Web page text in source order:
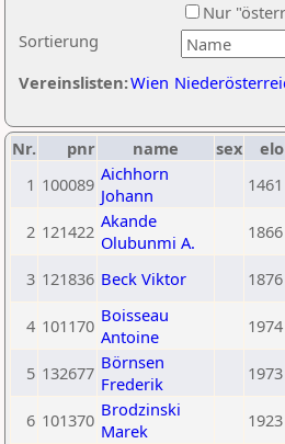
Sortierung
Nur
Vereinslisten:Wien
Nr. pnr name sex elo
1 100089 Aichhorn
Johann
1461
2 121422 Akande
Olubunmi A.
1866
3 121836 Beck Viktor 1876
4 101170 Boisseau
Antoine
1974
5 132677 Börnsen
Frederik
1973
6 101370 Brodzinski
Marek
1923